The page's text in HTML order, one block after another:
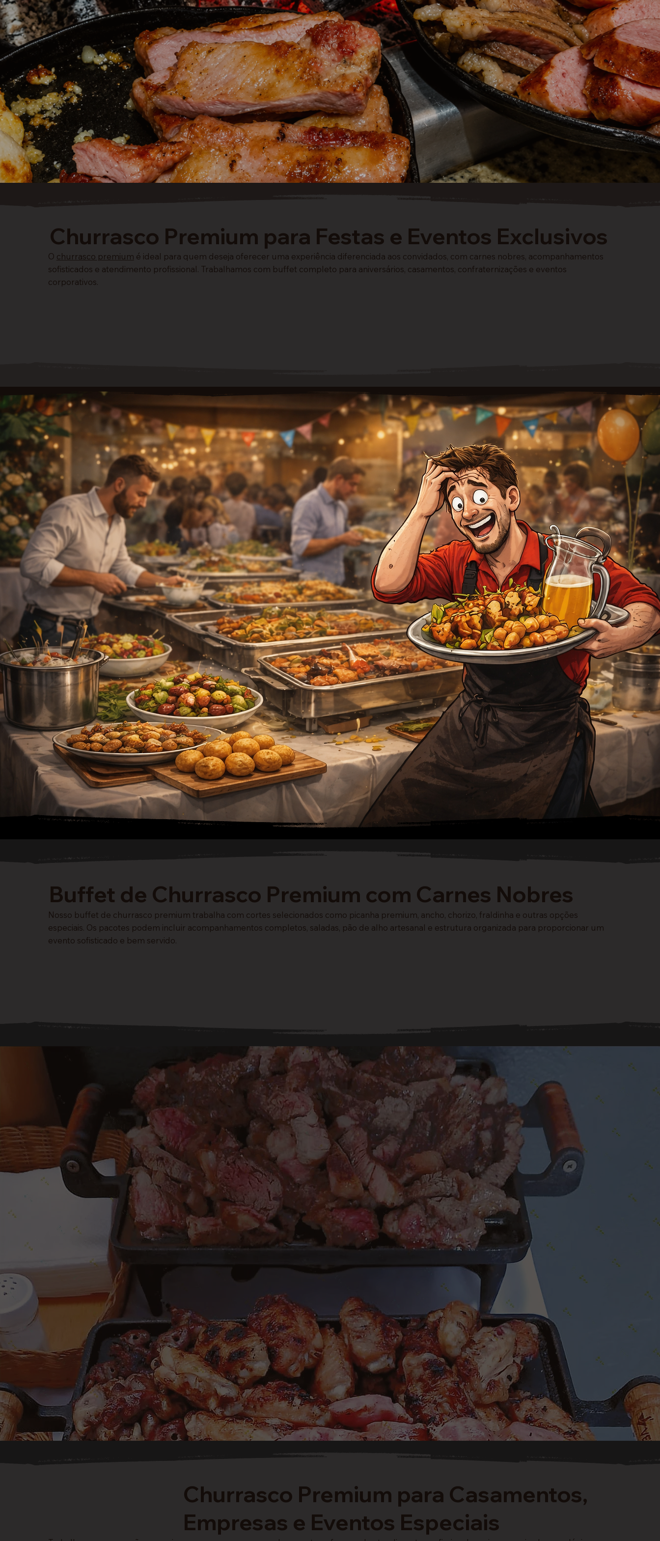
Churrasco Premium para Festas e Eventos Exclusivos
O churrasco premium é ideal para quem deseja oferecer uma experiência diferenciada aos convidados, com carnes nobres, acompanhamentos
sofisticados e atendimento profissional. Trabalhamos com buffet completo para aniversários, casamentos, confraternizações e eventos
corporativos.
Buffet de Churrasco Premium com Carnes Nobres
Nosso buffet de churrasco premium trabalha com cortes selecionados como picanha premium, ancho, chorizo, fraldinha e outras opções
especiais. Os pacotes podem incluir acompanhamentos completos, saladas, pão de alho artesanal e estrutura organizada para proporcionar um
evento sofisticado e bem servido.
Churrasco Premium para Casamentos,
Empresas e Eventos Especiais